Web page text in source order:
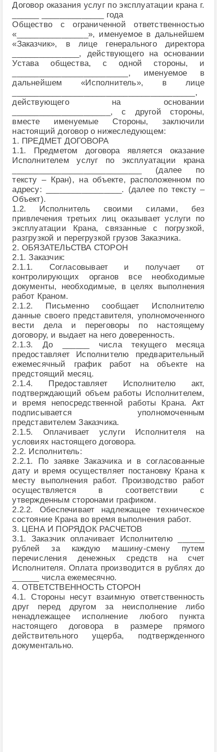
Договор оказания услуг по эксплуатации крана г.
______ ______________ года
Общество с ограниченной ответственностью
«________________», именуемое в дальнейшем
«Заказчик», в лице генерального директора
_______________, действующего на основании
Устава общества, с одной стороны, и
__________________________, именуемое в
дальнейшем «Исполнитель», в лице
_________________________________________,
действующего на основании
______________________, с другой стороны,
вместе именуемые Стороны, заключили
настоящий договор о нижеследующем:
1. ПРЕДМЕТ ДОГОВОРА
1.1. Предметом договора является оказание
Исполнителем услуг по эксплуатации крана
_____________________________ (далее по
тексту – Кран), на объекте, расположенном по
адресу: _________________. (далее по тексту –
Объект).
1.2. Исполнитель своими силами, без
привлечения третьих лиц оказывает услуги по
эксплуатации Крана, связанные с погрузкой,
разгрузкой и перегрузкой грузов Заказчика.
2. ОБЯЗАТЕЛЬСТВА СТОРОН
2.1. Заказчик:
2.1.1. Согласовывает и получает от
контролирующих органов все необходимые
документы, необходимые, в целях выполнения
работ Краном.
2.1.2. Письменно сообщает Исполнителю
данные своего представителя, уполномоченного
вести дела и переговоры по настоящему
договору, и выдает на него доверенность.
2.1.3. До ______ числа текущего месяца
предоставляет Исполнителю предварительный
ежемесячный график работ на объекте на
предстоящий месяц.
2.1.4. Предоставляет Исполнителю акт,
подтверждающий объем работы Исполнителем,
и время непосредственной работы Крана. Акт
подписывается уполномоченным
представителем Заказчика.
2.1.5. Оплачивает услуги Исполнителя на
условиях настоящего договора.
2.2. Исполнитель:
2.2.1. По заявке Заказчика и в согласованные
дату и время осуществляет постановку Крана к
месту выполнения работ. Производство работ
осуществляется в соответствии с
утвержденным сторонами графиком.
2.2.2. Обеспечивает надлежащее техническое
состояние Крана во время выполнения работ.
3. ЦЕНА И ПОРЯДОК РАСЧЕТОВ
3.1. Заказчик оплачивает Исполнителю ______
рублей за каждую машину-смену путем
перечисления денежных средств на счет
Исполнителя. Оплата производится в рублях до
______ числа ежемесячно.
4. ОТВЕТСТВЕННОСТЬ СТОРОН
4.1. Стороны несут взаимную ответственность
друг перед другом за неисполнение либо
ненадлежащее исполнение любого пункта
настоящего договора в размере прямого
действительного ущерба, подтвержденного
документально.